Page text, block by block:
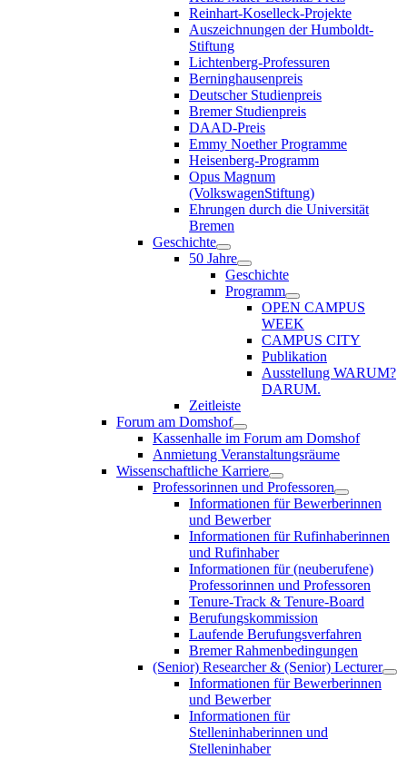
Reinhart-Koselleck-Projekte
Auszeichnungen der Humboldt-
Stiftung
Lichtenberg-Professuren
Berninghausenpreis
Deutscher Studienpreis
Bremer Studienpreis
DAAD-Preis
Emmy Noether Programme
Heisenberg-Programm
Opus Magnum
(VolkswagenStiftung)
Ehrungen durch die Universität
Bremen
Geschichte
50 Jahre
Geschichte
Programm
OPEN CAMPUS
WEEK
CAMPUS CITY
Publikation
Ausstellung WARUM?
DARUM.
Zeitleiste
Forum am Domshof
Kassenhalle im Forum am Domshof
Anmietung Veranstaltungsräume
Wissenschaftliche Karriere
Professorinnen und Professoren
Informationen für Bewerberinnen
und Bewerber
Informationen für Rufinhaberinnen
und Rufinhaber
Informationen für (neuberufene)
Professorinnen und Professoren
Tenure-Track & Tenure-Board
Berufungskommission
Laufende Berufungsverfahren
Bremer Rahmenbedingungen
(Senior) Researcher & (Senior) Lecturer
Informationen für Bewerberinnen
und Bewerber
Informationen für
Stelleninhaberinnen und
Stelleninhaber